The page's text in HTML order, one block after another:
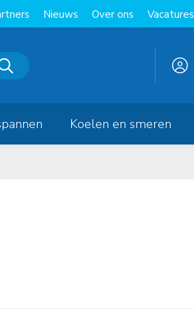
Nieuws Over ons Vacatures
Koelen en smeren